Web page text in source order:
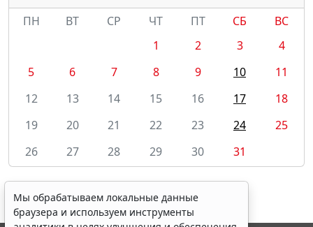
ПН
ВТ СР ЧТ ПТ СБ
ВС
1
2 3
4
5
6 7 8 9 10
11
12
13 14 15 16 17
18
19
20 21 22 23 24
25
26
27 28 29 30 31
Мы обрабатываем локальные данные
браузера и используем инструменты